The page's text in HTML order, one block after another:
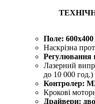
Поле: 600х400
Наскрізна
Регулювання
Лазерний
до 10 000 год.)
Контролер:
Крокові
Драйвери: